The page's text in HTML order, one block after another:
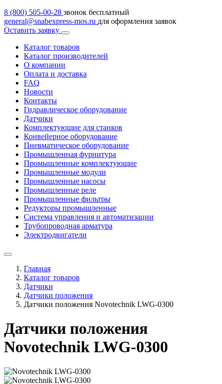
8 (800) 505-00-28 звонок бесплатный
general@snabexpress-mos.ru для оформления заявок
Оставить заявку
Каталог товаров
Каталог производителей
О компании
Оплата и доставка
FAQ
Новости
Контакты
Гидравлическое оборудование
Датчики
Комплектующие для станков
Конвейерное оборудование
Пневматическое оборудование
Промышленная фурнитура
Промышленные комплектующие
Промышленные модули
Промышленные насосы
Промышленные реле
Промышленные фильтры
Редукторы промышленные
Система управления и автоматизации
Трубопроводная арматура
Электродвигатели
Главная
Каталог товаров
Датчики
Датчики положения
Датчики положения Novotechnik LWG-0300
Датчики положения
Novotechnik LWG-0300